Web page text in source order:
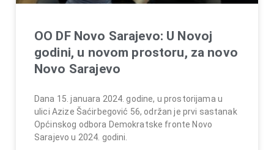
OO DF Novo Sarajevo: U Novoj
godini, u novom prostoru, za novo
Novo Sarajevo
Dana 15. januara 2024. godine, u prostorijama u
ulici Azize Šaćirbegović 56, održan je prvi sastanak
Općinskog odbora Demokratske fronte Novo
Sarajevo u 2024. godini.